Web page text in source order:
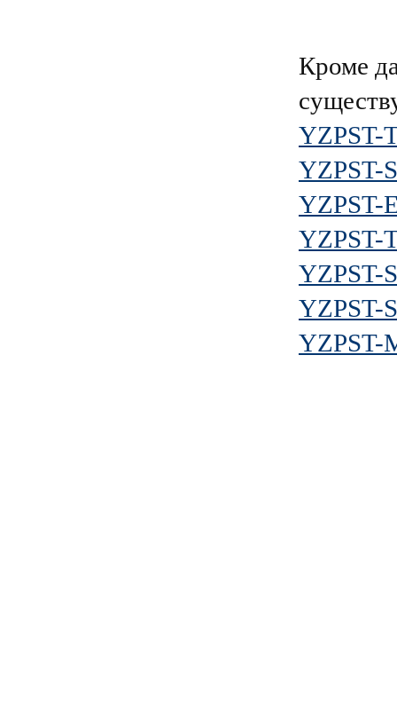
Кроме
YZPST-
YZPST-
YZPST-
YZPST-
YZPST-
YZPST-
YZPST-